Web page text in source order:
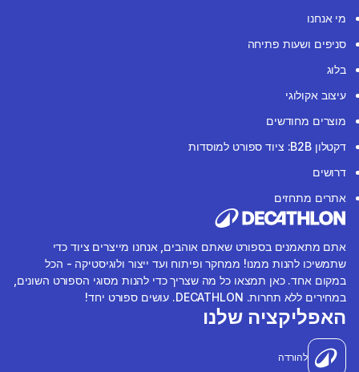
מי אנחנו
סניפים ושעות פתיחה
בלוג
עיצוב אקולוגי
מוצרים מחודשים
דקטלון B2B: ציוד ספורט למוסדות
דרושים
אתרים מתחזים
אתם מתאמנים בספורט שאתם אוהבים, אנחנו מייצרים ציוד כדי
שתמשיכו להנות ממנו! ממחקר ופיתוח ועד ייצור ולוגיסטיקה - הכל
במקום אחד. כאן תמצאו כל מה שצריך כדי להנות מסוגי הספורט השונים,
במחירים ללא תחרות. DECATHLON. עושים ספורט יחד!
האפליקציה שלנו
להורדה